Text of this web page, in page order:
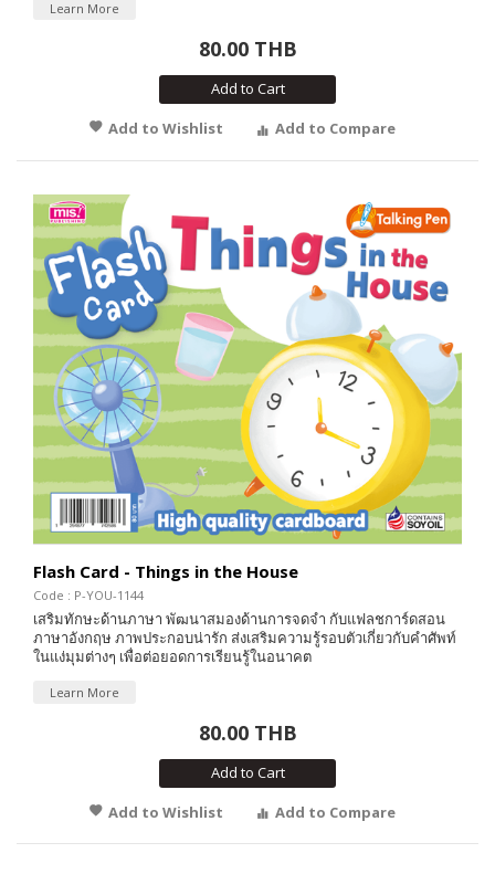
Learn More
80.00 THB
Add to Cart
Add to Wishlist
Add to Compare
Flash Card - Things in the House
Code : P-YOU-1144
เสริมทักษะด้านภาษา พัฒนาสมองด้านการจดจำ กับแฟลชการ์ดสอน
ภาษาอังกฤษ ภาพประกอบน่ารัก ส่งเสริมความรู้รอบตัวเกี่ยวกับคำศัพท์
ในแง่มุมต่างๆ เพื่อต่อยอดการเรียนรู้ในอนาคต
Learn More
80.00 THB
Add to Cart
Add to Wishlist
Add to Compare